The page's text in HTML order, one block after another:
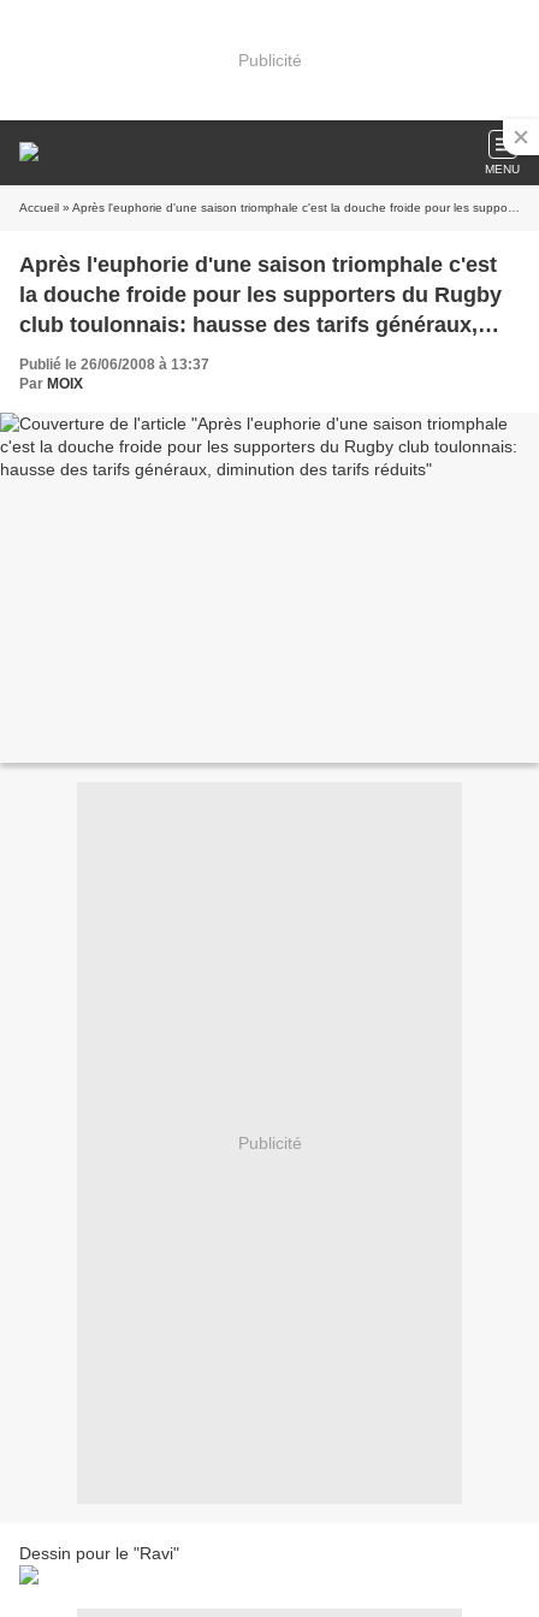
Publicité
MENU
Accueil » Après l'euphorie d'une saison triomphale c'est la douche froide pour les supporters du Rugby club toulonnais: hausse des tarifs généraux, diminution des tarifs réduits
Après l'euphorie d'une saison triomphale c'est
la douche froide pour les supporters du Rugby
club toulonnais: hausse des tarifs généraux,
diminution des tarifs réduits
Publié le 26/06/2008 à 13:37
Par MOIX
Publicité
Dessin pour le "Ravi"